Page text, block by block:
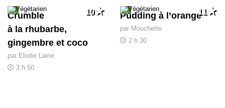
Crumble
à la rhubarbe,
gingembre et coco
par Elodie Laine
3 h 50
10 Pudding à l’orange
par Mouchette
2 h 30
11